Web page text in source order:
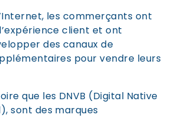
les commerçants ont
client et ont
des canaux de
pour vendre leurs
que les DNVB (Digital Native
sont des marques